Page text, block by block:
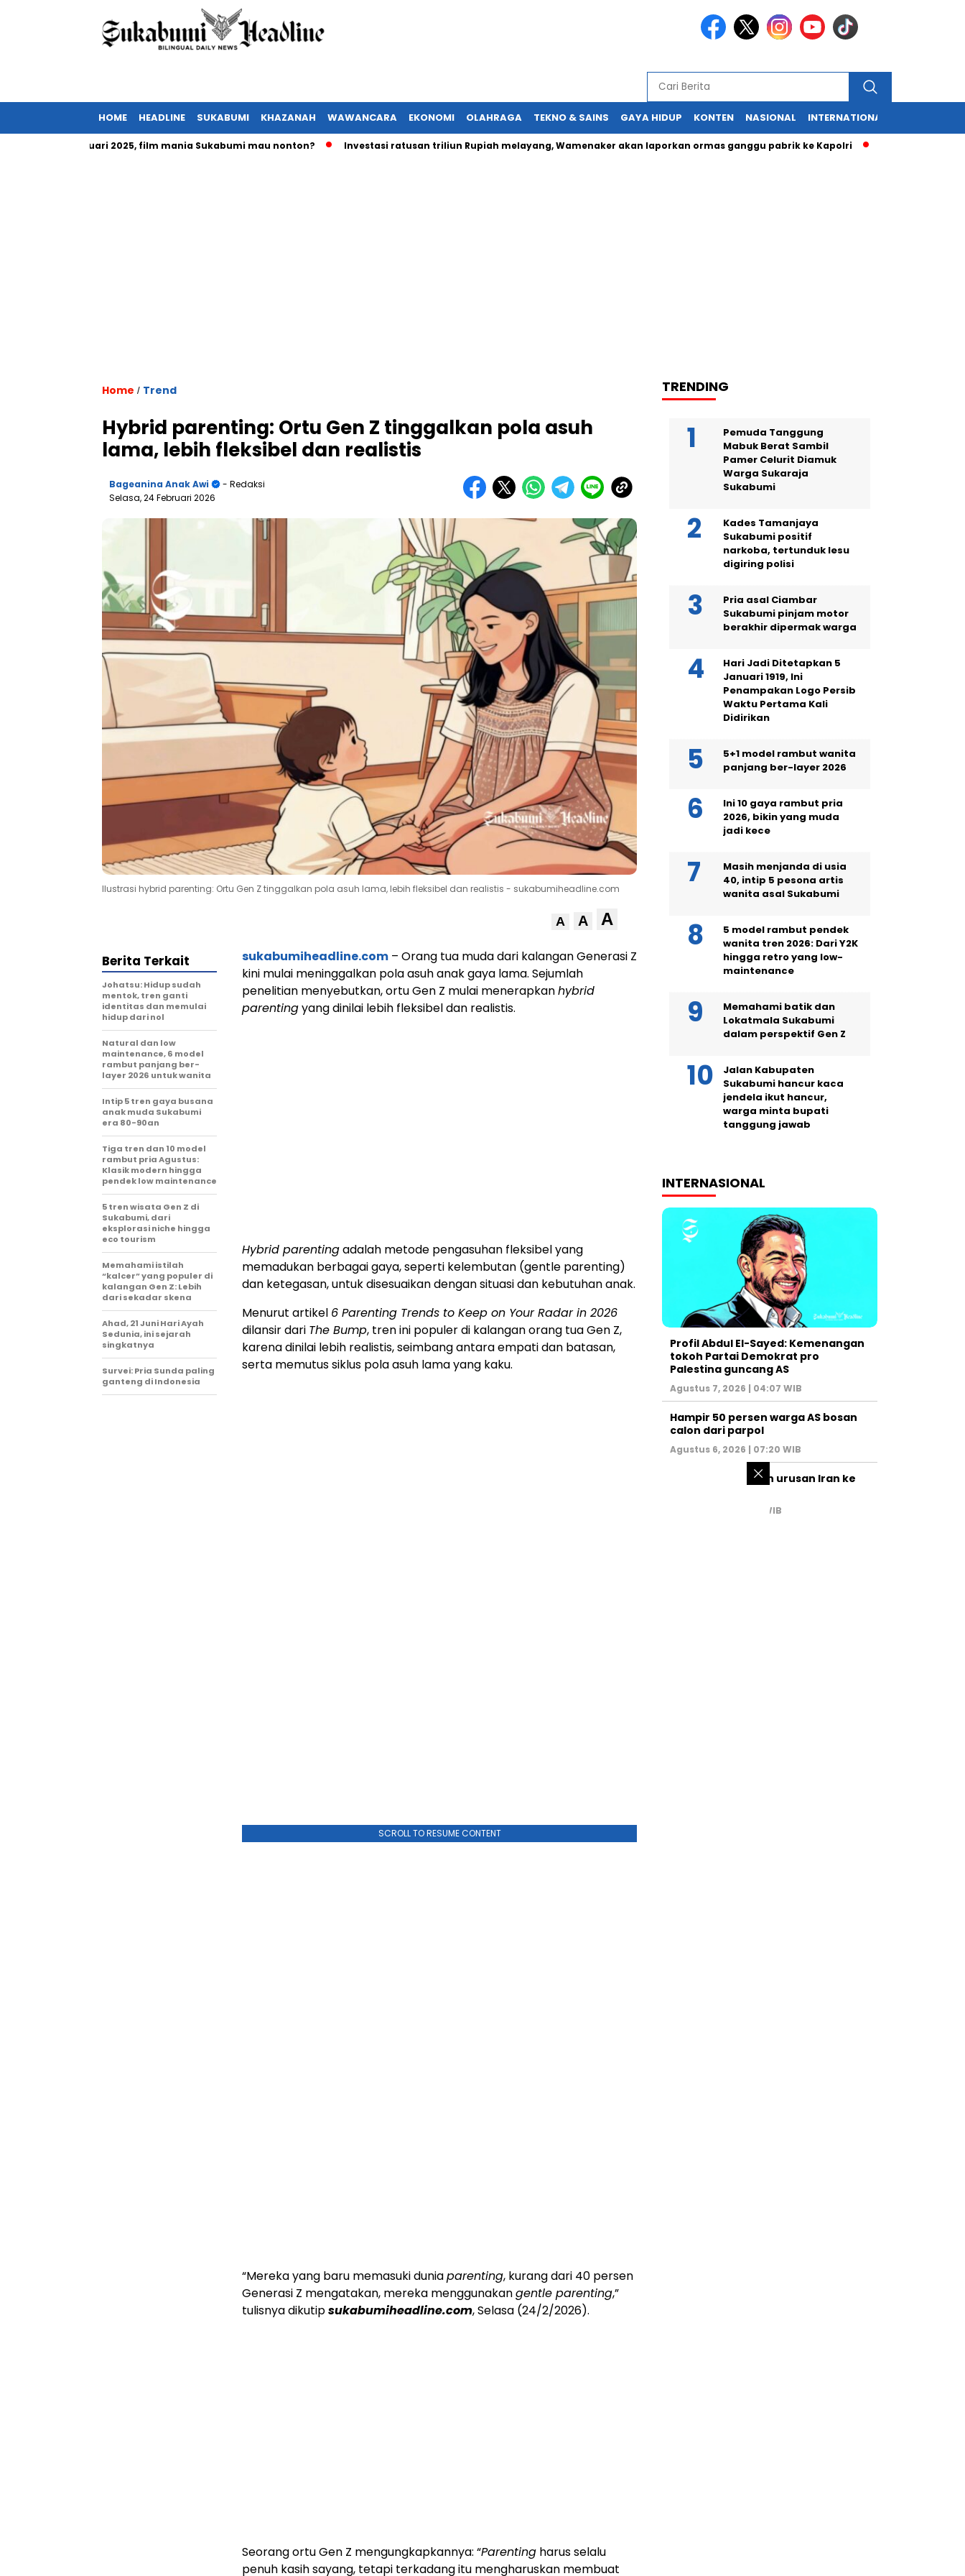
HOME HEADLINE SUKABUMI KHAZANAH WAWANCARA EKONOMI OLAHRAGA TEKNO & SAINS GAYA HIDUP KONTEN NASIONAL INTERNATIONAL
Februari 2025, film mania Sukabumi mau nonton? Investasi ratusan triliun Rupiah melayang, Wamenaker akan laporkan ormas ganggu pabrik ke Kapolri Cabup dan Cawali
Home / Trend
Hybrid parenting: Ortu Gen Z tinggalkan pola asuh
lama, lebih fleksibel dan realistis
Bageanina Anak Awi
- Redaksi
Selasa, 24 Februari 2026
Ilustrasi hybrid parenting: Ortu Gen Z tinggalkan pola asuh lama, lebih fleksibel dan realistis - sukabumiheadline.com
A A A
sukabumiheadline.com – Orang tua muda dari kalangan Generasi Z
kini mulai meninggalkan pola asuh anak gaya lama. Sejumlah
penelitian menyebutkan, ortu Gen Z mulai menerapkanhybrid
parentingyang dinilai lebih fleksibel dan realistis.
Hybrid parentingadalah metode pengasuhan fleksibel yang
memadukan berbagai gaya, seperti kelembutan (gentle parenting)
dan ketegasan, untuk disesuaikan dengan situasi dan kebutuhan anak.
Menurut artikel 6 Parenting Trends to Keep on Your Radar in 2026
dilansir dari The Bump, tren ini populer di kalangan orang tua Gen Z,
karena dinilai lebih realistis, seimbang antara empati dan batasan,
serta memutus siklus pola asuh lama yang kaku.
SCROLL TO RESUME CONTENT
“Mereka yang baru memasuki duniaparenting, kurang dari 40 persen
Generasi Z mengatakan, mereka menggunakangentle parenting,”
tulisnya dikutipsukabumiheadline.com, Selasa (24/2/2026).
Seorang ortu Gen Z mengungkapkannya: “Parenting harus selalu
penuh kasih sayang, tetapi terkadang itu mengharuskan membuat
Berita Terkait
Johatsu: Hidup sudah
mentok, tren ganti
identitas dan memulai
hidup dari nol
Natural dan low
maintenance, 6 model
rambut panjang ber-
layer 2026 untuk wanita
Intip 5 tren gaya busana
anak muda Sukabumi
era 80-90an
Tiga tren dan 10 model
rambut pria Agustus:
Klasik modern hingga
pendek low maintenance
5 tren wisata Gen Z di
Sukabumi, dari
eksplorasi niche hingga
eco tourism
Memahami istilah
“kalcer” yang populer di
kalangan Gen Z: Lebih
dari sekadar skena
Ahad, 21 Juni Hari Ayah
Sedunia, ini sejarah
singkatnya
Survei: Pria Sunda paling
ganteng di Indonesia
TRENDING
Pemuda Tanggung
Mabuk Berat Sambil
Pamer Celurit Diamuk
Warga Sukaraja
Sukabumi
Kades Tamanjaya
Sukabumi positif
narkoba, tertunduk lesu
digiring polisi
Pria asal Ciambar
Sukabumi pinjam motor
berakhir dipermak warga
Hari Jadi Ditetapkan 5
Januari 1919, Ini
Penampakan Logo Persib
Waktu Pertama Kali
Didirikan
5+1 model rambut wanita
panjang ber-layer 2026
Ini 10 gaya rambut pria
2026, bikin yang muda
jadi kece
Masih menjanda di usia
40, intip 5 pesona artis
wanita asal Sukabumi
5 model rambut pendek
wanita tren 2026: Dari Y2K
hingga retro yang low-
maintenance
Memahami batik dan
Lokatmala Sukabumi
dalam perspektif Gen Z
Jalan Kabupaten
Sukabumi hancur kaca
jendela ikut hancur,
warga minta bupati
tanggung jawab
INTERNASIONAL
Profil Abdul El-Sayed: Kemenangan
tokoh Partai Demokrat pro
Palestina guncang AS
Agustus 7, 2026 | 04:07 WIB
Hampir 50 persen warga AS bosan
calon dari parpol
Agustus 6, 2026 | 07:20 WIB
PM Israel serahkan urusan Iran ke
Juli 31, 2026 | 02:47 WIB